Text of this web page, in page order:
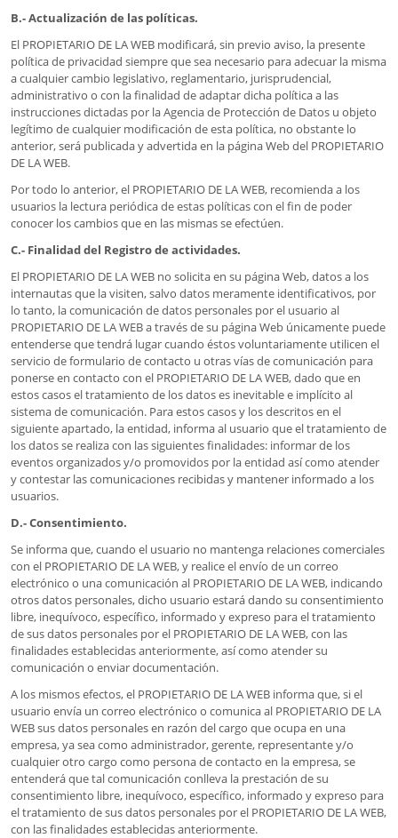
B.- Actualización de las políticas.
El PROPIETARIO DE LA WEB modificará, sin previo aviso, la presente
política de privacidad siempre que sea necesario para adecuar la misma
a cualquier cambio legislativo, reglamentario, jurisprudencial,
administrativo o con la finalidad de adaptar dicha política a las
instrucciones dictadas por la Agencia de Protección de Datos u objeto
legítimo de cualquier modificación de esta política, no obstante lo
anterior, será publicada y advertida en la página Web del PROPIETARIO
DE LA WEB.
Por todo lo anterior, el PROPIETARIO DE LA WEB, recomienda a los
usuarios la lectura periódica de estas políticas con el fin de poder
conocer los cambios que en las mismas se efectúen.
C.- Finalidad del Registro de actividades.
El PROPIETARIO DE LA WEB no solicita en su página Web, datos a los
internautas que la visiten, salvo datos meramente identificativos, por
lo tanto, la comunicación de datos personales por el usuario al
PROPIETARIO DE LA WEB a través de su página Web únicamente puede
entenderse que tendrá lugar cuando éstos voluntariamente utilicen el
servicio de formulario de contacto u otras vías de comunicación para
ponerse en contacto con el PROPIETARIO DE LA WEB, dado que en
estos casos el tratamiento de los datos es inevitable e implícito al
sistema de comunicación. Para estos casos y los descritos en el
siguiente apartado, la entidad, informa al usuario que el tratamiento de
los datos se realiza con las siguientes finalidades: informar de los
eventos organizados y/o promovidos por la entidad así como atender
y contestar las comunicaciones recibidas y mantener informado a los
usuarios.
D.- Consentimiento.
Se informa que, cuando el usuario no mantenga relaciones comerciales
con el PROPIETARIO DE LA WEB, y realice el envío de un correo
electrónico o una comunicación al PROPIETARIO DE LA WEB, indicando
otros datos personales, dicho usuario estará dando su consentimiento
libre, inequívoco, específico, informado y expreso para el tratamiento
de sus datos personales por el PROPIETARIO DE LA WEB, con las
finalidades establecidas anteriormente, así como atender su
comunicación o enviar documentación.
A los mismos efectos, el PROPIETARIO DE LA WEB informa que, si el
usuario envía un correo electrónico o comunica al PROPIETARIO DE LA
WEB sus datos personales en razón del cargo que ocupa en una
empresa, ya sea como administrador, gerente, representante y/o
cualquier otro cargo como persona de contacto en la empresa, se
entenderá que tal comunicación conlleva la prestación de su
consentimiento libre, inequívoco, específico, informado y expreso para
el tratamiento de sus datos personales por el PROPIETARIO DE LA WEB,
con las finalidades establecidas anteriormente.